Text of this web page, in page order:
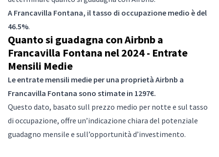
A Francavilla Fontana, il tasso di occupazione medio è del
46.5%.
Quanto si guadagna con Airbnb a
Francavilla Fontana nel 2024 - Entrate
Mensili Medie
Le entrate mensili medie per una proprietà Airbnb a
Francavilla Fontana sono stimate in 1297€.
Questo dato, basato sull prezzo medio per notte e sul tasso
di occupazione, offre un’indicazione chiara del potenziale
guadagno mensile e sull’opportunità d’investimento.